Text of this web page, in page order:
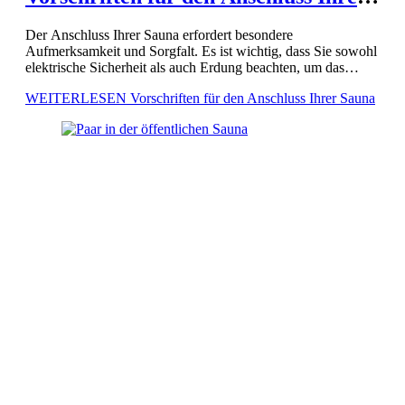
Der Anschluss Ihrer Sauna erfordert besondere
Aufmerksamkeit und Sorgfalt. Es ist wichtig, dass Sie sowohl
elektrische Sicherheit als auch Erdung beachten, um das
Installation sollte stets durch qualifizierte […]
WEITERLESEN Vorschriften für den Anschluss Ihrer Sauna